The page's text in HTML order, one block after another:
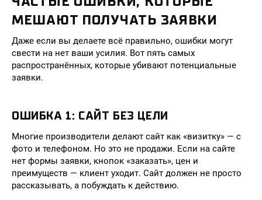
МЕШАЮТ ПОЛУЧАТЬ ЗАЯВКИ
Даже если вы делаете всё правильно, ошибки могут
свести на нет ваши усилия. Вот пять самых
распространённых, которые убивают потенциальные
заявки.
ОШИБКА 1: САЙТ БЕЗ ЦЕЛИ
Многие производители делают сайт как «визитку» — с
фото и телефоном. Но это не продажи. Если на сайте
нет формы заявки, кнопок «заказать», цен и
преимуществ — клиент уходит. Сайт должен не просто
рассказывать, а побуждать к действию.